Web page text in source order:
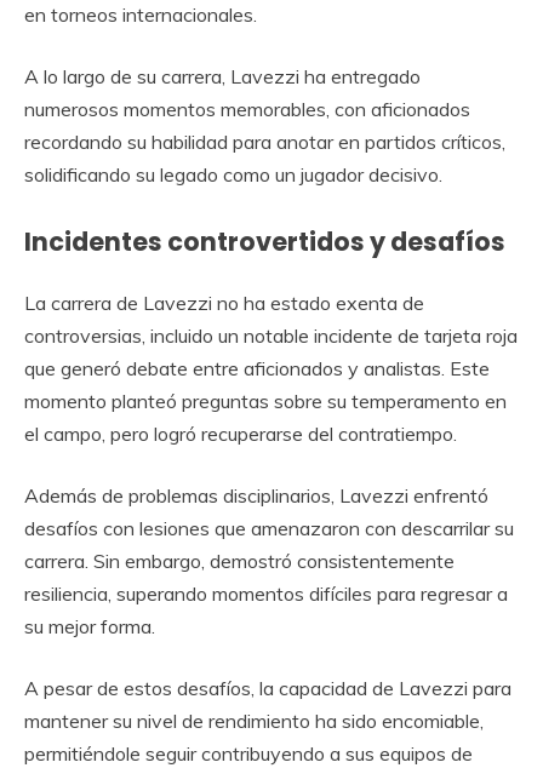
en torneos internacionales.
A lo largo de su carrera, Lavezzi ha entregado
numerosos momentos memorables, con aficionados
recordando su habilidad para anotar en partidos críticos,
solidificando su legado como un jugador decisivo.
Incidentes controvertidos y desafíos
La carrera de Lavezzi no ha estado exenta de
controversias, incluido un notable incidente de tarjeta roja
que generó debate entre aficionados y analistas. Este
momento planteó preguntas sobre su temperamento en
el campo, pero logró recuperarse del contratiempo.
Además de problemas disciplinarios, Lavezzi enfrentó
desafíos con lesiones que amenazaron con descarrilar su
carrera. Sin embargo, demostró consistentemente
resiliencia, superando momentos difíciles para regresar a
su mejor forma.
A pesar de estos desafíos, la capacidad de Lavezzi para
mantener su nivel de rendimiento ha sido encomiable,
permitiéndole seguir contribuyendo a sus equipos de